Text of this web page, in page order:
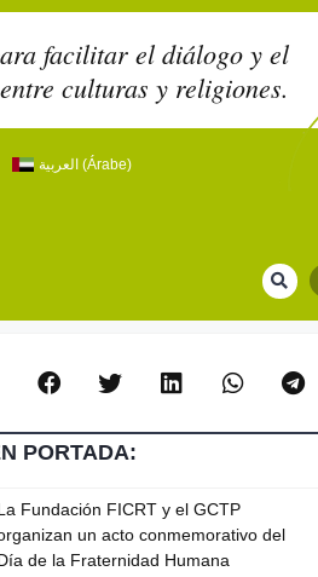
facilitar el diálogo y el
culturas y religiones.
العربية (Árabe)
PORTADA:
Fundación FICRT y el GCTP
un acto conmemorativo del
de la Fraternidad Humana